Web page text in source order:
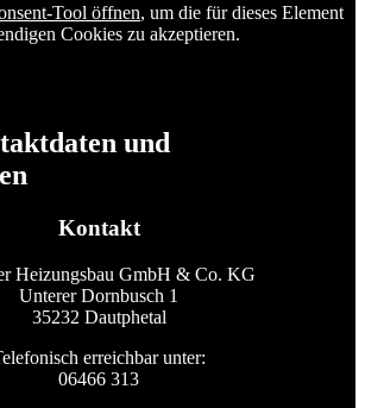
Tool öffnen, um die für dieses Element
Cookies zu akzeptieren.
und
Kontakt
Heizungsbau GmbH & Co. KG
Unterer Dornbusch 1
35232 Dautphetal
erreichbar unter:
06466 313